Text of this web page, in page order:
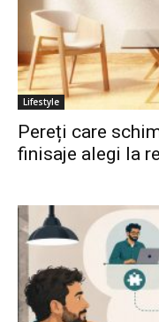
Lifestyle
Pereți care
finisaje alegi la